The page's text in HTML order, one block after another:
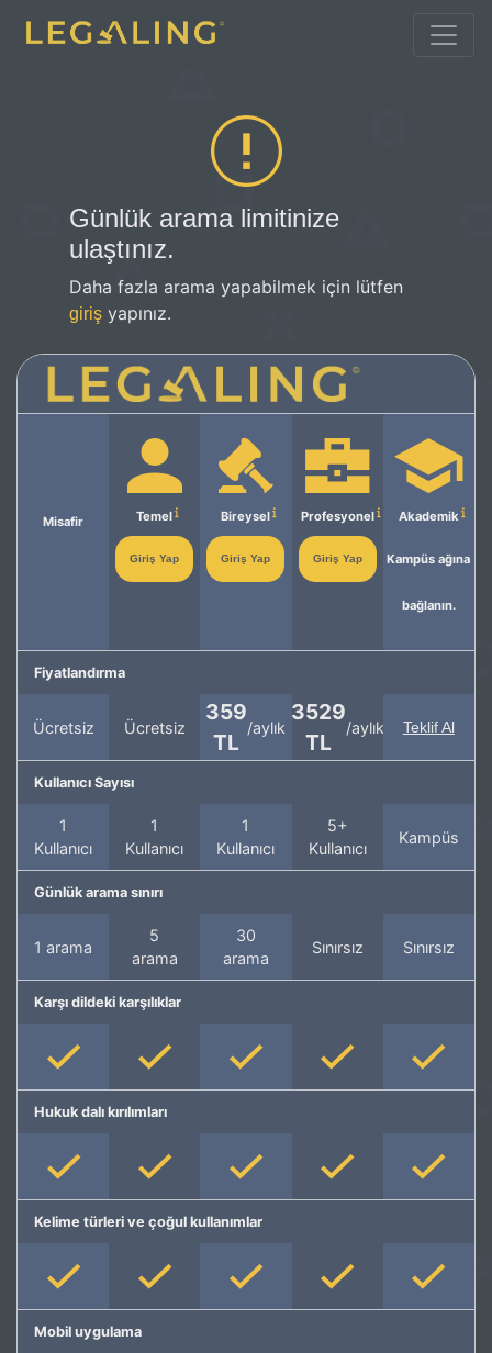
Günlük arama limitinize
ulaştınız.
Daha fazla arama yapabilmek için lütfen
giriş yapınız.
Misafir Temel
Giriş Yap
Bireysel
Giriş Yap
Profesyonel
Giriş Yap
Akademik
Kampüs ağına
bağlanın.
Fiyatlandırma
Ücretsiz Ücretsiz
359
TL
/aylık
3529
TL
/aylık Teklif Al
Kullanıcı Sayısı
1
Kullanıcı
1
Kullanıcı
1
Kullanıcı
5+
Kullanıcı
Kampüs
Günlük arama sınırı
1 arama
5
arama
30
arama
Sınırsız Sınırsız
Karşı dildeki karşılıklar
Hukuk dalı kırılımları
Kelime türleri ve çoğul kullanımlar
Mobil uygulama